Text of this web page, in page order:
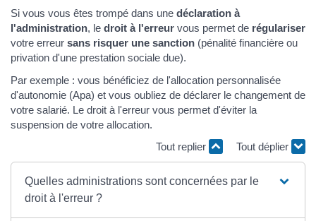
Si vous vous êtes trompé dans une déclaration à
l'administration, le droit à l'erreur vous permet de régulariser
votre erreur sans risquer une sanction (pénalité financière ou
privation d'une prestation sociale due).
Par exemple : vous bénéficiez de l'allocation personnalisée
d'autonomie (Apa) et vous oubliez de déclarer le changement de
votre salarié. Le droit à l'erreur vous permet d'éviter la
suspension de votre allocation.
Tout replier
Tout déplier
Quelles administrations sont concernées par le
droit à l'erreur ?